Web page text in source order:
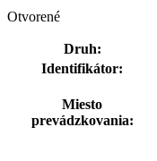
Otvorené
Druh:
Identifikátor:
Miesto
prevádzkovania: